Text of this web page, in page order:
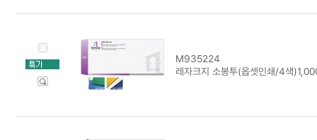
M935224
레자크지 소봉투(옵셋인쇄/4색